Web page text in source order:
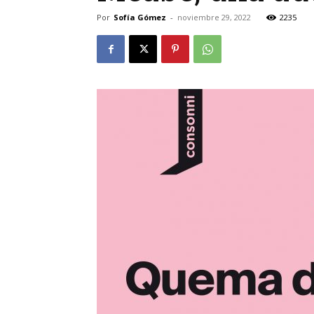
Por Sofía Gómez - noviembre 29, 2022 2235